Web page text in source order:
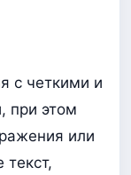
с четкими и
при этом
или